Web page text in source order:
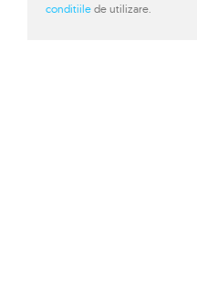
conditiile de utilizare.